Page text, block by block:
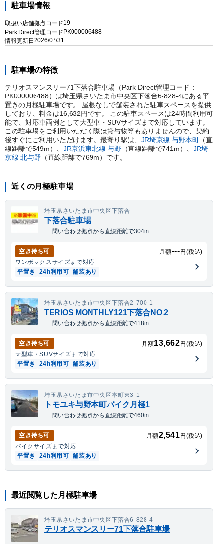
駐車場情報
取扱い店舗拠点コード19
Park Direct管理コードPK000006488
情報更新日2026/07/31
駐車場の特徴
テリオスマンスリー71下落合駐車場（Park Direct管理コード：
PK000006488）は埼玉県さいたま市中央区下落合6-828-4にある平
置きの月極駐車場です。 屋根なしで舗装された駐車スペースを提供
しており、料金は16,632円です。 この駐車スペースは24時間利用可
能で、対応車両例として大型車・SUVサイズまで対応しています。
この駐車場をご利用いただく際は貸与物等もありませんので、契約
後すぐにご利用いただけます。 最寄り駅は、 JR埼京線 与野本町 （直
線距離で549m） JR京浜東北線 与野 （直線距離で741 m）
JR埼
京線 北与野 （直線距離で769m） です。
近くの月極駐車場
埼玉県さいたま市中央区下落合
下落合駐車場
問い合わせ拠点から直線距離で304m
空き待ち可 月額---円(税込)
ワンボックス サイズまで対応
平置き
24h利用可 舗装あり
埼玉県さいたま市中央区下落合2-700-1
TERIOS MONTHLY121下落合NO.2
問い合わせ拠点から直線距離で418m
空き待ち可 月額13,662円(税込)
大型車・SUVサイズまで対応
平置き
24h利用可 舗装あり
埼玉県さいたま市中央区本町東3-1
トモユキ与野本町バイク月極1
問い合わせ拠点から直線距離で460m
空き待ち可 月額2,541円(税込)
バイク サイズまで対応
平置き
24h利用可 舗装あり
最近閲覧した月極駐車場
埼玉県さいたま市中央区下落合6-828-4
テリオスマンスリー71下落合駐車場